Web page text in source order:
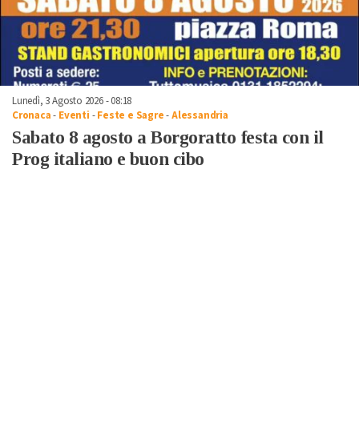
Lunedì, 3 Agosto 2026 - 08:18
Cronaca- Eventi -Feste e Sagre-Alessandria
Sabato 8 agosto a Borgoratto festa con il
Prog italiano e buon cibo